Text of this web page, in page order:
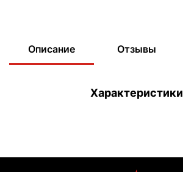
Описание Отзывы
Характеристики